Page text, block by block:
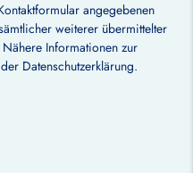
angegebenen
weiterer übermittelter
Informationen zur
Datenschutzerklärung.